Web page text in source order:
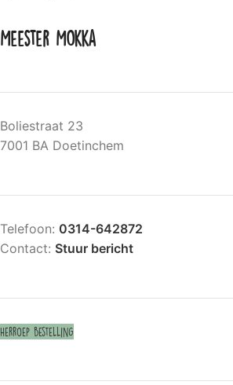
Meester Mokka
Boliestraat 23
7001 BA Doetinchem
Telefoon: 0314-642872
Contact: Stuur bericht
Herroep bestelling